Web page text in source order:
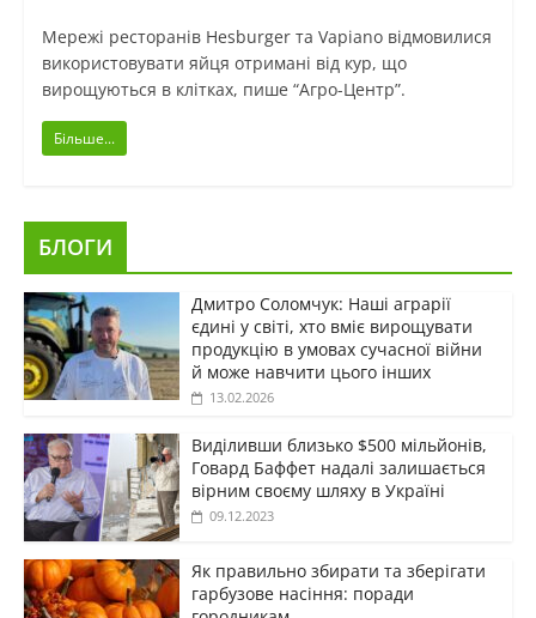
Мережі ресторанів Hesburger та Vapiano відмовилися
використовувати яйця отримані від кур, що
вирощуються в клітках, пише “Агро-Центр”.
Більше...
БЛОГИ
Дмитро Соломчук: Наші аграрії
єдині у світі, хто вміє вирощувати
продукцію в умовах сучасної війни
й може навчити цього інших
13.02.2026
Виділивши близько $500 мільйонів,
Говард Баффет надалі залишається
вірним своєму шляху в Україні
09.12.2023
Як правильно збирати та зберігати
гарбузове насіння: поради